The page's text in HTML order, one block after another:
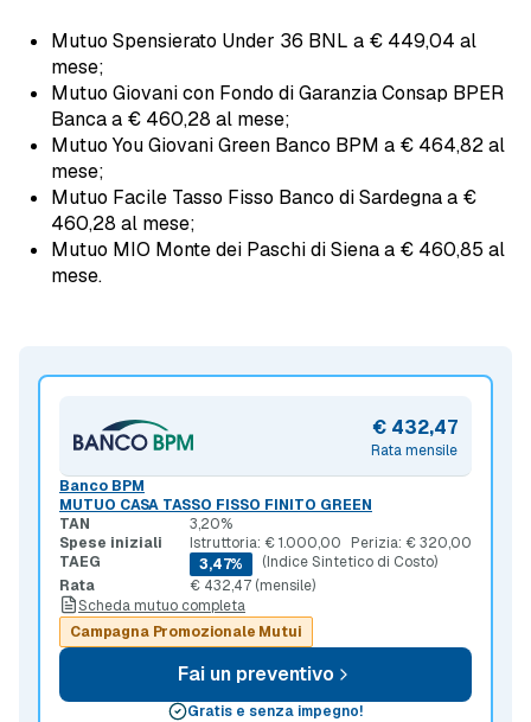
Mutuo Spensierato Under 36 BNL a € 449,04 al
mese;
Mutuo Giovani con Fondo di Garanzia Consap BPER
Banca a € 460,28 al mese;
Mutuo You Giovani Green Banco BPM a € 464,82 al
mese;
Mutuo Facile Tasso Fisso Banco di Sardegna a €
460,28 al mese;
Mutuo MIO Monte dei Paschi di Siena a € 460,85 al
mese.
Rata mensile
€ 432,47
Banco BPM
MUTUO CASA TASSO FISSO FINITO GREEN
TAN
3,20%
Spese iniziali
Istruttoria: € 1.000,00
Perizia: € 320,00
TAEG
3,47%
(Indice Sintetico di Costo)
Rata
€ 432,47 (mensile)
Scheda mutuo completa
Campagna Promozionale Mutui
Fai un preventivo
Gratis e senza impegno!